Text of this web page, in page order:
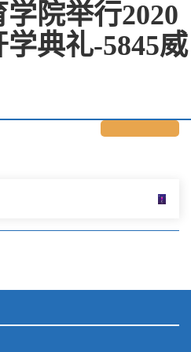
院举行2020
典礼-5845威